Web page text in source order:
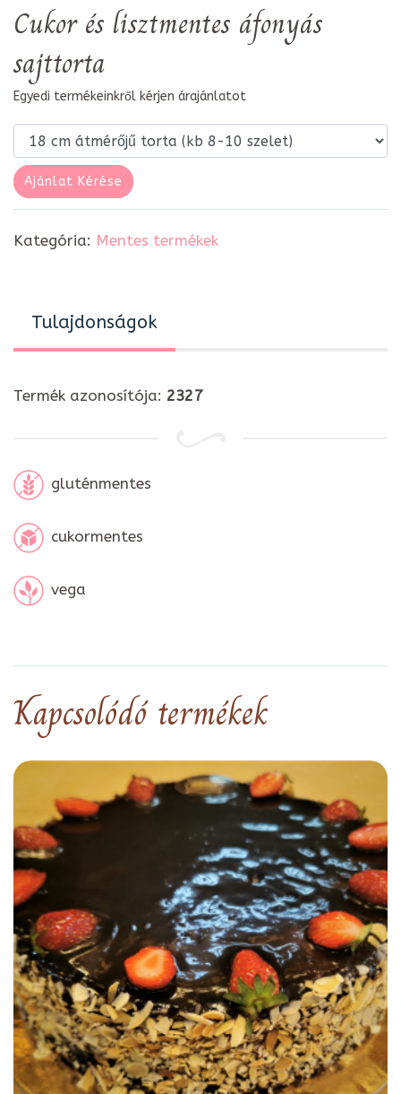
Cukor és lisztmentes áfonyás
sajttorta
Egyedi termékeinkről kérjen árajánlatot
Ajánlat Kérése
Kategória: Mentes termékek
Tulajdonságok
Termék azonosítója: 2327
gluténmentes
cukormentes
vega
Kapcsolódó termékek